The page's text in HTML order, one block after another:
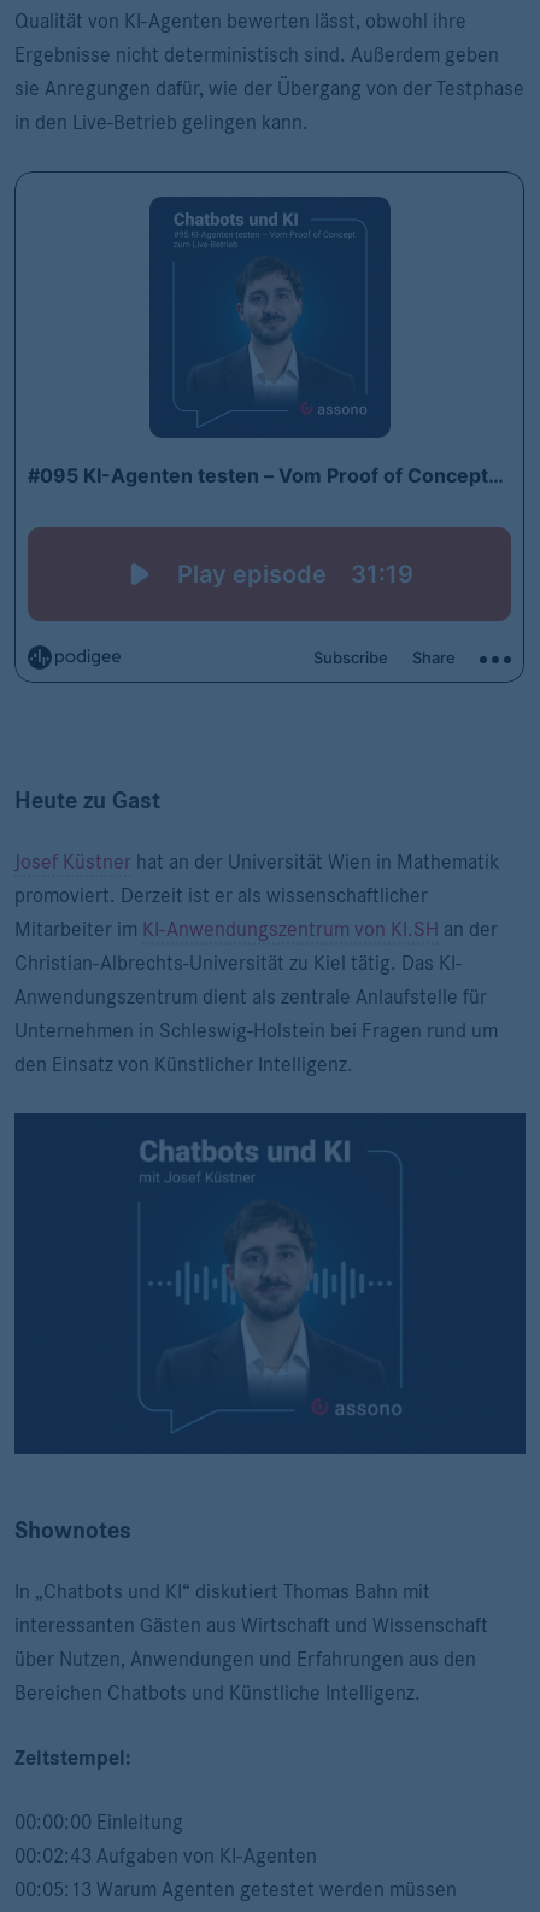
Qualität von KI-Agenten bewerten lässt, obwohl ihre
Ergebnisse nicht deterministisch sind. Außerdem geben
sie Anregungen dafür, wie der Übergang von der Testphase
in den Live-Betrieb gelingen kann.
Heute zu Gast
Josef Küstner hat an der Universität Wien in Mathematik
promoviert. Derzeit ist er als wissenschaftlicher
Mitarbeiter im KI-Anwendungszentrum von KI.SH an der
Christian-Albrechts-Universität zu Kiel tätig. Das KI-
Anwendungszentrum dient als zentrale Anlaufstelle für
Unternehmen in Schleswig-Holstein bei Fragen rund um
den Einsatz von Künstlicher Intelligenz.
Shownotes
In „Chatbots und KI“ diskutiert Thomas Bahn mit
interessanten Gästen aus Wirtschaft und Wissenschaft
über Nutzen, Anwendungen und Erfahrungen aus den
Bereichen Chatbots und Künstliche Intelligenz.
Zeitstempel:
00:00:00 Einleitung
00:02:43 Aufgaben von KI-Agenten
00:05:13 Warum Agenten getestet werden müssen